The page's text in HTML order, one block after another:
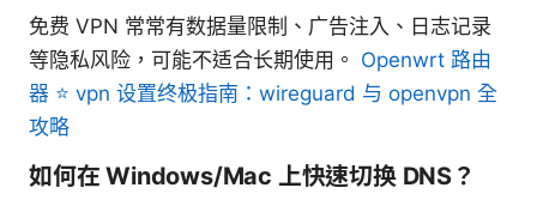
免费 VPN 常常有数据量限制、广告注入、日志记录
等隐私风险，可能不适合长期使用。 Openwrt 路由
器 ⭐ vpn 设置终极指南：wireguard 与 openvpn 全
攻略
如何在 Windows/Mac 上快速切换 DNS？